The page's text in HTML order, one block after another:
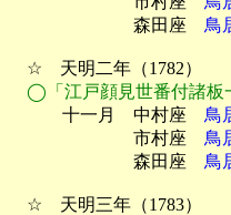
森田座 鳥
☆　天明二年（1782）
◯「江戸顔見世番付諸板
十一月　中村座 鳥
市村座 鳥
森田座 鳥
☆　天明三年（1783）